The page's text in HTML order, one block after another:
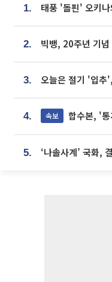
1.
2.
3. 오늘은 절기 '입추
4. 속보 합수본, '통계 조
5.